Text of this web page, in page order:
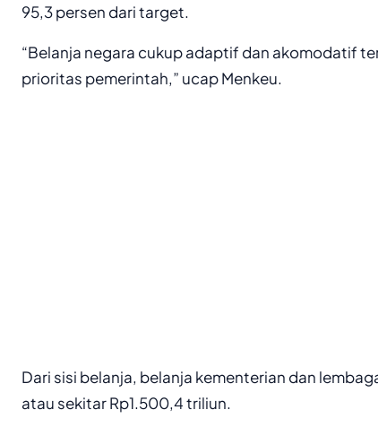
95,3 persen dari target.
“Belanja negara cukup adaptif dan akomodatif
prioritas pemerintah,” ucap Menkeu.
Dari sisi belanja, belanja kementerian dan
atau sekitar Rp1.500,4 triliun.